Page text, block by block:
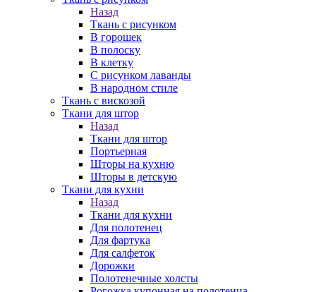
Назад
Ткань с рисунком
В горошек
В полоску
В клетку
С рисунком лаванды
В народном стиле
Ткань с вискозой
Ткани для штор
Назад
Ткани для штор
Портьерная
Шторы на кухню
Шторы в детскую
Ткани для кухни
Назад
Ткани для кухни
Для полотенец
Для фартука
Для салфеток
Дорожки
Полотенечные холсты